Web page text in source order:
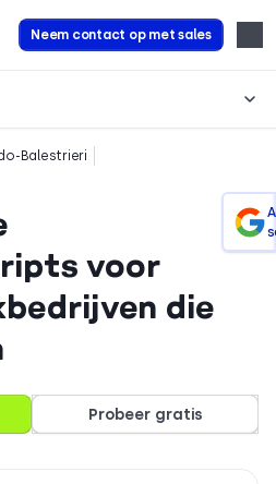
Neem contact op met sales
Balestrieri
voor
die
Probeer gratis